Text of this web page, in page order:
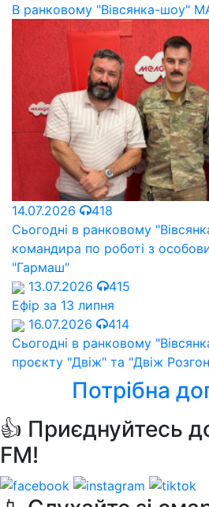
В ранковому "Вівсянка-шоу"
14.07.2026
418
Сьогодні в ранковому
командира по роботі з
"Гармаш"
13.07.2026
415
Ефір за 13 липня
16.07.2026
414
Сьогодні в ранковому
проєкту "Двіж" та "Двіж
Потрібна
👍 Приєднуйтесь
FM!